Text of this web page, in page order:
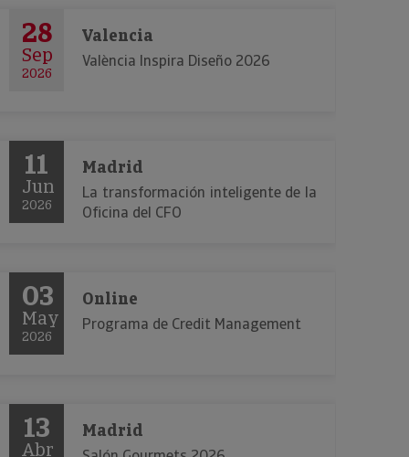
28
Sep
2026
Valencia
València Inspira Diseño 2026
11
Jun
2026
Madrid
La transformación inteligente de la
Oficina del CFO
03
May
2026
Online
Programa de Credit Management
13
Abr
Madrid